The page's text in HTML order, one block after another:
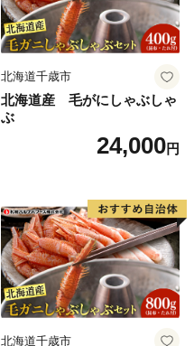
北海道千歳市
北海道産 毛がにしゃぶしゃ
ぶ
24,000円
北海道千歳市